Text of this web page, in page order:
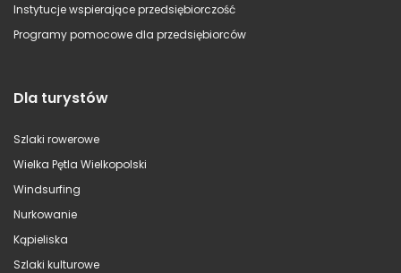
Instytucje wspierające przedsiębiorczość
Programy pomocowe dla przedsiębiorców
Dla turystów
Szlaki rowerowe
Wielka Pętla Wielkopolski
Windsurfing
Nurkowanie
Kąpieliska
Szlaki kulturowe